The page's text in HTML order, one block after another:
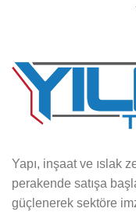
Yapı, inşaat ve ıslak
perakende satışa
güçlenerek sektöre